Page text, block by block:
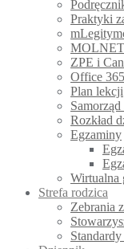
Praktyki
ZPE i
Office
Plan lekcji
Rozkład
Egzaminy
Wirtualna
Strefa rodzica
Zebrania